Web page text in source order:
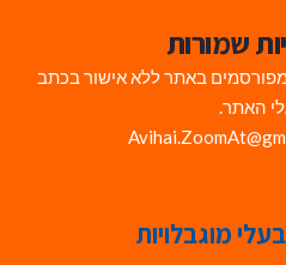
שמורות
באתר ללא אישור בכתב
האתר.
מוגבלויות